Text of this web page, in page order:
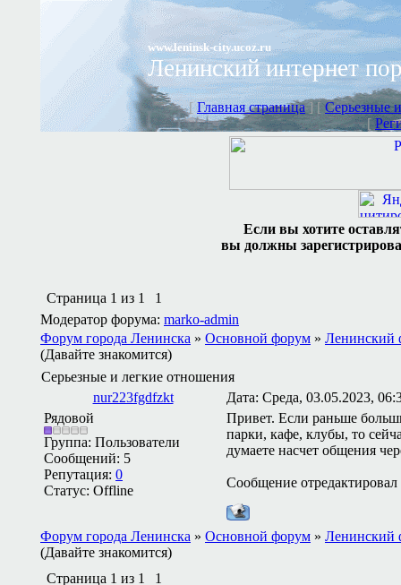
www.leninsk-city.ucoz.ru
Ленинский интернет
[Главная страница] [ Серьезные
[
Если вы хотите
вы должны
Страница 1 из 1
1
Модератор форума: marko-admin
Форум города Ленинска » Основной форум » Ленинский
(Давайте знакомится)
Серьезные и легкие отношения
nur223fgdfzkt
Дата: Среда, 03.05.2023,
Рядовой
Группа: Пользователи
Сообщений: 5
Репутация: 0
Статус: Offline
Привет. Если раньше
парки, кафе, клубы, то
думаете насчет общения
Сообщение отредактировал
Форум города Ленинска » Основной форум » Ленинский
(Давайте знакомится)
Страница 1 из 1 1